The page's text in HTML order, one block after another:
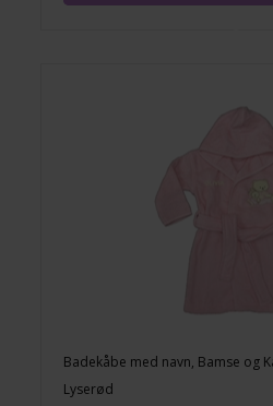
Badekåbe med navn, Bamse og
Lyserød